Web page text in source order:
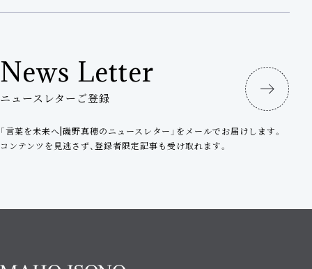
News Letter
ニュースレターご登録
「言葉を未来へ|磯野真穂のニュースレター」をメールでお届けします。
コンテンツを見逃さず、登録者限定記事も受け取れます。